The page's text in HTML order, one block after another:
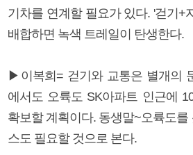
기차를 연계할 필요가 있다. '걷기+
배합하면 녹색 트레일이 탄생한다.
▶이복희= 걷기와 교통은 별개의
에서도 오륙도 SK아파트 인근에
확보할 계획이다. 동생말~오륙도를
스도 필요할 것으로 본다.